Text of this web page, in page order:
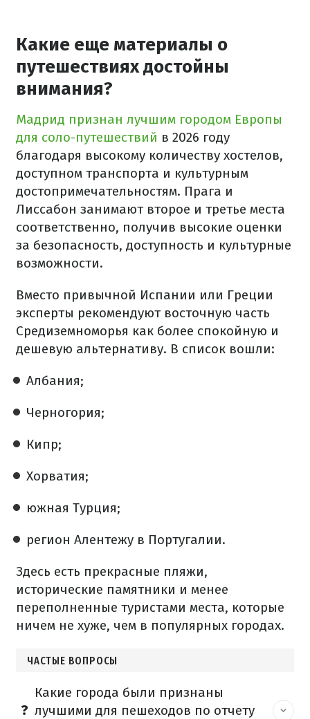
Какие еще материалы о
путешествиях достойны
внимания?
Мадрид признан лучшим городом Европы
для соло-путешествий в 2026 году
благодаря высокому количеству хостелов,
доступном транспорта и культурным
достопримечательностям. Прага и
Лиссабон занимают второе и третье места
соответственно, получив высокие оценки
за безопасность, доступность и культурные
возможности.
Вместо привычной Испании или Греции
эксперты рекомендуют восточную часть
Средиземноморья как более спокойную и
дешевую альтернативу. В список вошли:
Албания;
Черногория;
Кипр;
Хорватия;
южная Турция;
регион Алентежу в Португалии.
Здесь есть прекрасные пляжи,
исторические памятники и менее
переполненные туристами места, которые
ничем не хуже, чем в популярных городах.
ЧАСТЫЕ ВОПРОСЫ
Какие города были признаны
лучшими для пешеходов по отчету